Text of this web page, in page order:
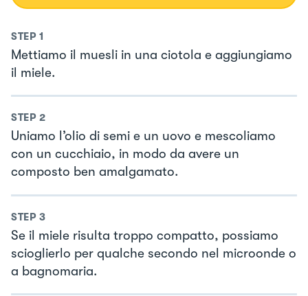
STEP 1
Mettiamo il muesli in una ciotola e aggiungiamo
il miele.
STEP 2
Uniamo l’olio di semi e un uovo e mescoliamo
con un cucchiaio, in modo da avere un
composto ben amalgamato.
STEP 3
Se il miele risulta troppo compatto, possiamo
scioglierlo per qualche secondo nel microonde o
a bagnomaria.